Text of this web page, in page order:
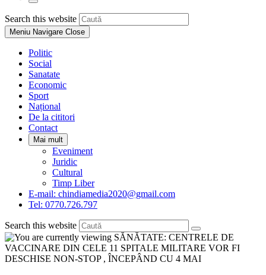
Toggle
website
search
Search this website
Escape
Meniu Navigare Close
Politic
Social
Sanatate
Economic
Sport
Național
De la cititori
Contact
Mai mult
Eveniment
Juridic
Cultural
Timp Liber
E-mail: chindiamedia2020@gmail.com
Tel: 0770.726.797
Search this website